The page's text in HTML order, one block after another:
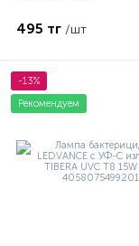
495 тг /шт
-13%
Рекомендуем